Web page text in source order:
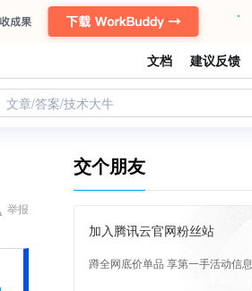
文档 建议反馈
文章/答案/技术大牛
举报
交个朋友
加入腾讯云官网粉丝站
蹲全网底价单品 享第一手活动信息